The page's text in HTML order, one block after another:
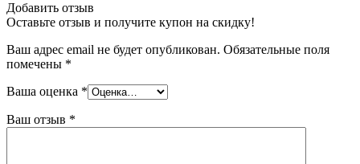
Добавить отзыв
Оставьте отзыв и получите купон на скидку!
Ваш адрес email не будет опубликован. Обязательные поля
помечены *
Ваша оценка *
Ваш отзыв *